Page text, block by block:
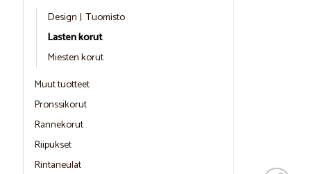
Design J. Tuomisto
Lasten korut
Miesten korut
Muut tuotteet
Pronssikorut
Rannekorut
Riipukset
Rintaneulat